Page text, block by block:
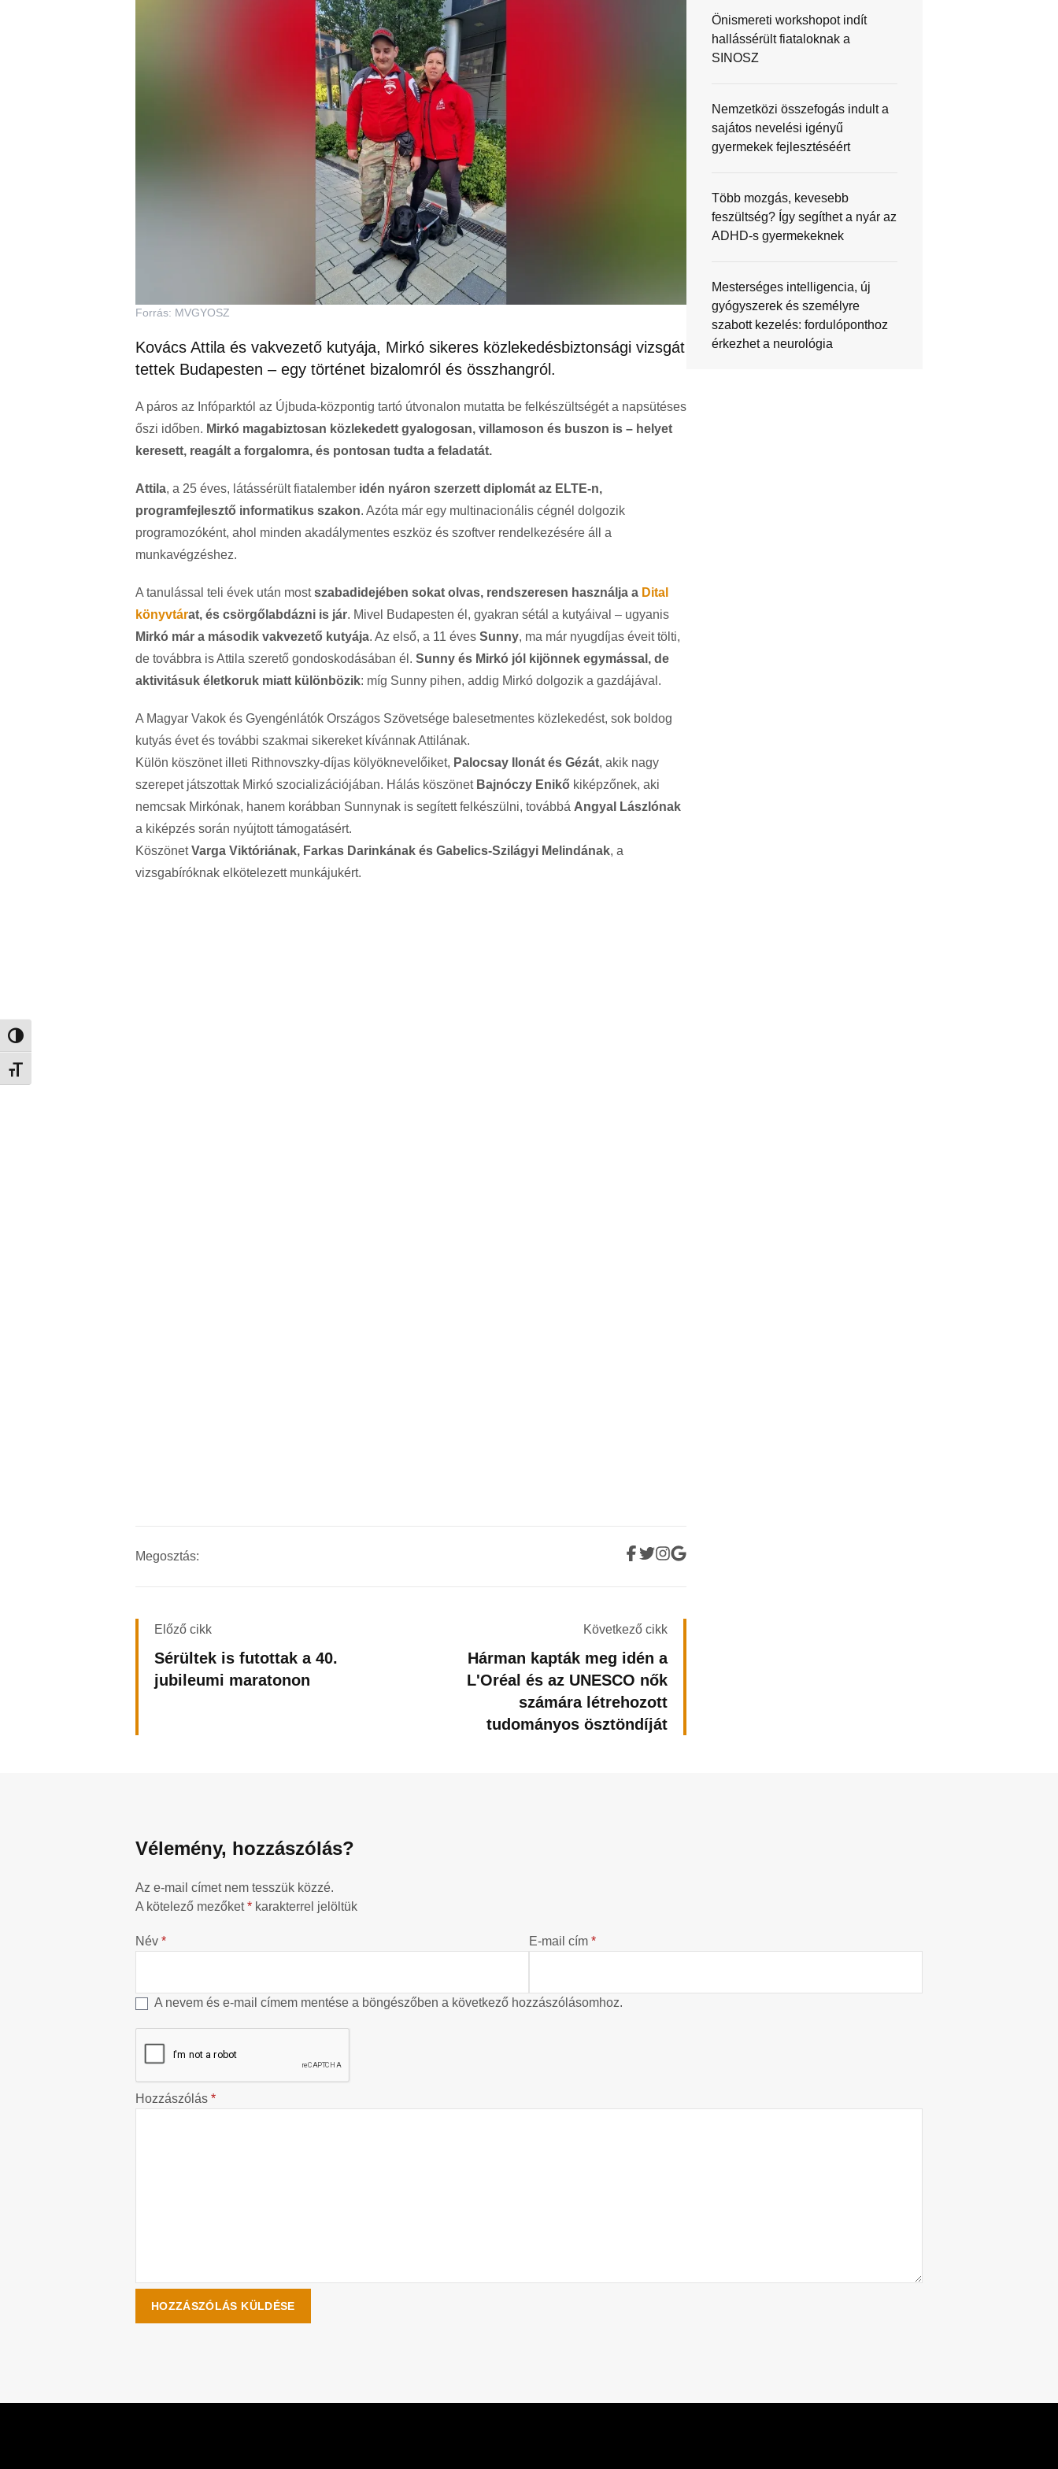
Nagy kontraszt váltása
Betűméret váltása
Forrás: MVGYOSZ
Kovács Attila és vakvezető kutyája, Mirkó sikeres közlekedésbiztonsági vizsgát
tettek Budapesten – egy történet bizalomról és összhangról.
A páros az Infóparktól az Újbuda-központig tartó útvonalon mutatta be felkészültségét a napsütéses
őszi időben. Mirkó magabiztosan közlekedett gyalogosan, villamoson és buszon is – helyet
keresett, reagált a forgalomra, és pontosan tudta a feladatát.
Attila, a 25 éves, látássérült fiatalember idén nyáron szerzett diplomát az ELTE-n,
programfejlesztő informatikus szakon. Azóta már egy multinacionális cégnél dolgozik
programozóként, ahol minden akadálymentes eszköz és szoftver rendelkezésére áll a
munkavégzéshez.
A tanulással teli évek után mostszabadidejében sokat olvas, rendszeresen használja a Dital
könyvtárat, és csörgőlabdázni is jár. Mivel Budapesten él, gyakran sétál a kutyáival – ugyanis
Mirkó már a második vakvezető kutyája. Az első, a 11 éves Sunny, ma már nyugdíjas éveit tölti,
de továbbra is Attila szerető gondoskodásában él. Sunny és Mirkó jól kijönnek egymással, de
aktivitásuk életkoruk miatt különbözik: míg Sunny pihen, addig Mirkó dolgozik a gazdájával.
A Magyar Vakok és Gyengénlátók Országos Szövetsége balesetmentes közlekedést, sok boldog
kutyás évet és további szakmai sikereket kívánnak Attilának.
Külön köszönet illeti Rithnovszky-díjas kölyöknevelőiket, Palocsay Ilonát és Gézát, akik nagy
szerepet játszottak Mirkó szocializációjában. Hálás köszönet Bajnóczy Enikő kiképzőnek, aki
nemcsak Mirkónak, hanem korábban Sunnynak is segített felkészülni, továbbá Angyal Lászlónak
a kiképzés során nyújtott támogatásért.
KöszönetVarga Viktóriának, Farkas Darinkának és Gabelics-Szilágyi Melindának, a
vizsgabíróknak elkötelezett munkájukért.
Megosztás:
Előző cikk
Sérültek is futottak a 40.
jubileumi maratonon
Következő cikk
Hárman kapták meg idén a
L'Oréal és az UNESCO nők
számára létrehozott
tudományos ösztöndíját
Önismereti workshopot indít
hallássérült fiataloknak a
SINOSZ
Nemzetközi összefogás indult a
sajátos nevelési igényű
gyermekek fejlesztéséért
Több mozgás, kevesebb
feszültség? Így segíthet a nyár az
ADHD-s gyermekeknek
Mesterséges intelligencia, új
gyógyszerek és személyre
szabott kezelés: fordulóponthoz
érkezhet a neurológia
Vélemény, hozzászólás?
Az e-mail címet nem tesszük közzé.
A kötelező mezőket* karakterrel jelöltük
Név * E-mail cím *
A nevem és e-mail címem mentése a böngészőben a következő hozzászólásomhoz.
Hozzászólás *